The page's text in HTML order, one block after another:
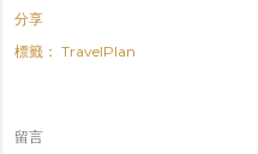
分享
標籤： TravelPlan
留言